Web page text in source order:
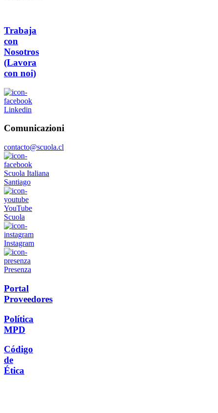
Trabaja
con
Nosotros
(Lavora
con noi)
Linkedin
Comunicazioni
contacto@scuola.cl
Scuola Italiana
Santiago
YouTube
Scuola
Instagram
Presenza
Portal
Proveedores
Política
MPD
Código
de
Ética